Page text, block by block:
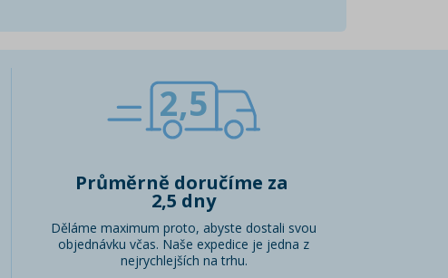
2,5
Průměrně doručíme za
2,5 dny
Děláme maximum proto, abyste dostali svou
objednávku včas. Naše expedice je jedna z
nejrychlejších na trhu.